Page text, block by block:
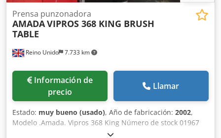
Reino Unido 7.733 km
Prensa punzonadora
AMADAVIPROS 368 KING BRUSH
TABLE
Información de
precio
Llamar
Estado: muy bueno (usado), Año de fabricación: 2002,
Modelo .Amada. Vipros 368 King Número de stock 01967
Año de fabricación 2002 Construcción del marco ... Tipo de